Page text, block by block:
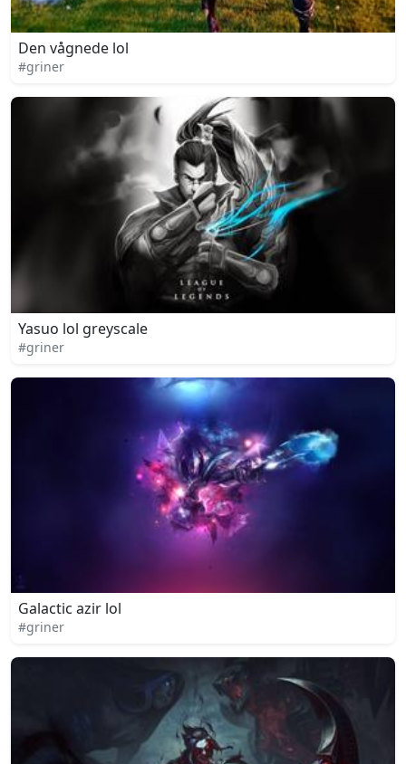
Den vågnede lol
#griner
Yasuo lol greyscale
#griner
Galactic azir lol
#griner